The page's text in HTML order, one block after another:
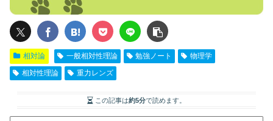
相対論 一般相対性理論 勉強ノート
物理学
相対性理論
重力レンズ
この記事は約5分で読めます。